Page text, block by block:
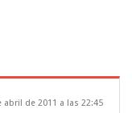
abril de 2011 a las 22:45